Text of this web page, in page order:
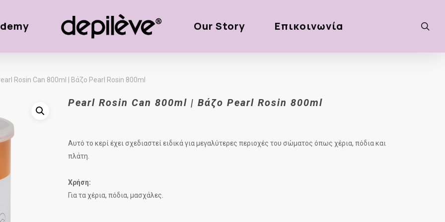
Our Story Επικοινωνία
Rosin Can 800ml | Βάζο Pearl Rosin 800ml
Pearl Rosin Can 800ml | Βάζο Pearl Rosin 800ml
Αυτό το κερί έχει σχεδιαστεί ειδικά για μεγαλύτερες περιοχές του σώματος όπως χέρια, πόδια και
πλάτη.
Χρήση:
Για τα χέρια, πόδια, μασχάλες.